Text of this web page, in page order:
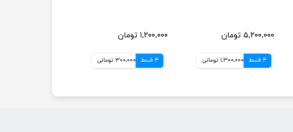
۱,۲۰۰,۰۰۰ تومان
4 قسط 300,000 تومانی
۵,۲۰۰,۰۰۰ تومان
4 قسط 1,300,000 تومانی